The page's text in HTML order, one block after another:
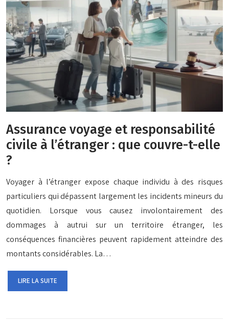
Assurance voyage et responsabilité
civile à l’étranger : que couvre-t-elle
?
Voyager à l’étranger expose chaque individu à des risques
particuliers qui dépassent largement les incidents mineurs du
quotidien. Lorsque vous causez involontairement des
dommages à autrui sur un territoire étranger, les
conséquences financières peuvent rapidement atteindre des
montants considérables. La…
LIRE LA SUITE